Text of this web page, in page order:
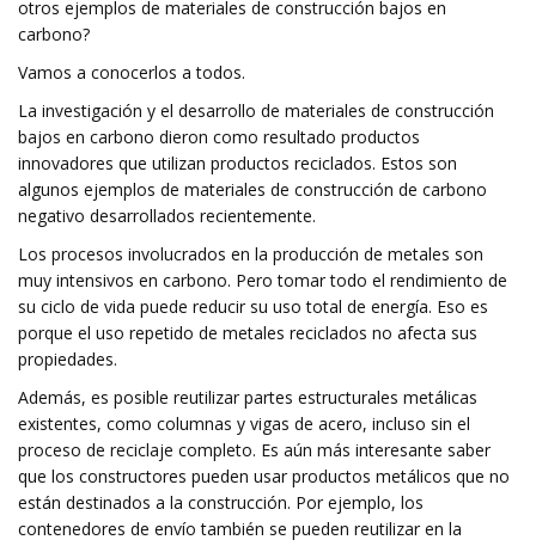
otros ejemplos de materiales de construcción bajos en
carbono?
Vamos a conocerlos a todos.
La investigación y el desarrollo de materiales de construcción
bajos en carbono dieron como resultado productos
innovadores que utilizan productos reciclados. Estos son
algunos ejemplos de materiales de construcción de carbono
negativo desarrollados recientemente.
Los procesos involucrados en la producción de metales son
muy intensivos en carbono. Pero tomar todo el rendimiento de
su ciclo de vida puede reducir su uso total de energía. Eso es
porque el uso repetido de metales reciclados no afecta sus
propiedades.
Además, es posible reutilizar partes estructurales metálicas
existentes, como columnas y vigas de acero, incluso sin el
proceso de reciclaje completo. Es aún más interesante saber
que los constructores pueden usar productos metálicos que no
están destinados a la construcción. Por ejemplo, los
contenedores de envío también se pueden reutilizar en la